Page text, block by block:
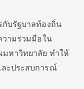
กับรัฐบาลท้องถิ่น
วามร่วมมือใน
หาวิทยาลัย ทำให้
ะประสบการณ์